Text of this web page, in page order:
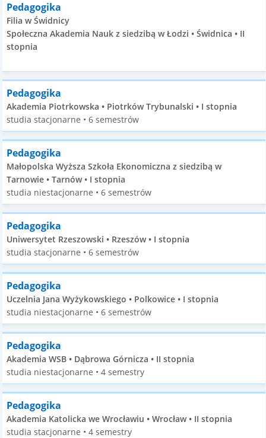
Pedagogika
Filia w Świdnicy
Społeczna Akademia Nauk z siedzibą w Łodzi • Świdnica • II
stopnia
Pedagogika
Akademia Piotrkowska • Piotrków Trybunalski • I stopnia
studia stacjonarne • 6 semestrów
Pedagogika
Małopolska Wyższa Szkoła Ekonomiczna z siedzibą w
Tarnowie • Tarnów • I stopnia
studia niestacjonarne • 6 semestrów
Pedagogika
Uniwersytet Rzeszowski • Rzeszów • I stopnia
studia stacjonarne • 6 semestrów
Pedagogika
Uczelnia Jana Wyżykowskiego • Polkowice • I stopnia
studia niestacjonarne • 6 semestrów
Pedagogika
Akademia WSB • Dąbrowa Górnicza • II stopnia
studia niestacjonarne • 4 semestry
Pedagogika
Akademia Katolicka we Wrocławiu • Wrocław • II stopnia
studia stacjonarne • 4 semestry